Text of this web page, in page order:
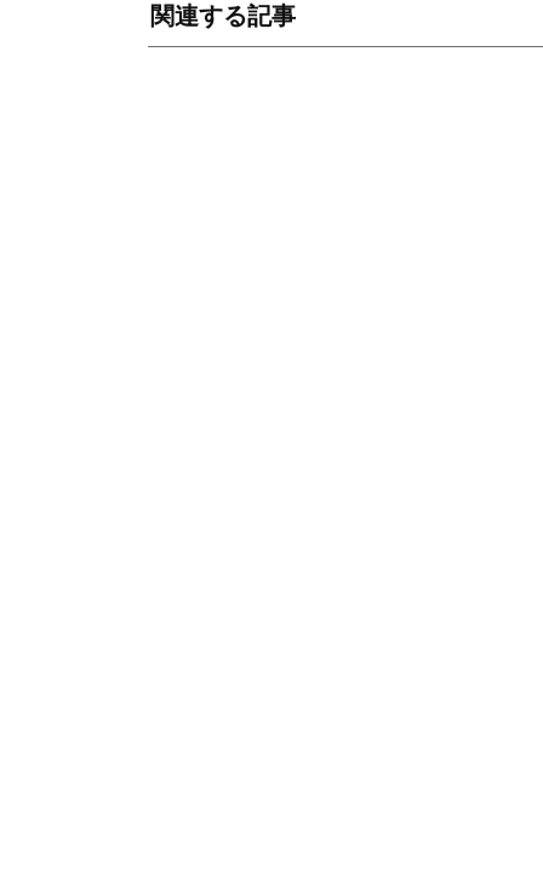
関連する記事